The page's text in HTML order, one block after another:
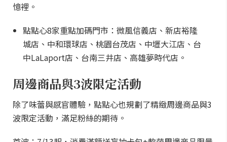
憶裡。
點點心8家重點加碼門市：微風信義店、新店裕隆
城店、中和環球店、桃園台茂店、中壢大江店、台
中LaLaport店、台南三井店、高雄夢時代店。
周邊商品與3波限定活動
除了味蕾與感官體驗，點點心也規劃了精緻周邊商品與3
波限定活動，滿足粉絲的期待。